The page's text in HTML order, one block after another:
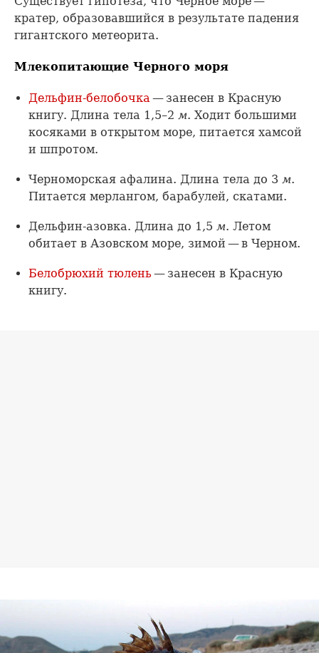
кратер, образовавшийся в результате падения
гигантского метеорита.
Млекопитающие Черного моря
Дельфин-белобочка— занесен в Красную
книгу. Длина тела 1,5–2 м. Ходит большими
косяками в открытом море, питается хамсой
и шпротом.
Черноморская афалина. Длина тела до 3 м.
Питается мерлангом, барабулей, скатами.
Дельфин-азовка. Длина до 1,5 м. Летом
обитает в Азовском море, зимой — в Черном.
Белобрюхий тюлень — занесен в Красную
книгу.